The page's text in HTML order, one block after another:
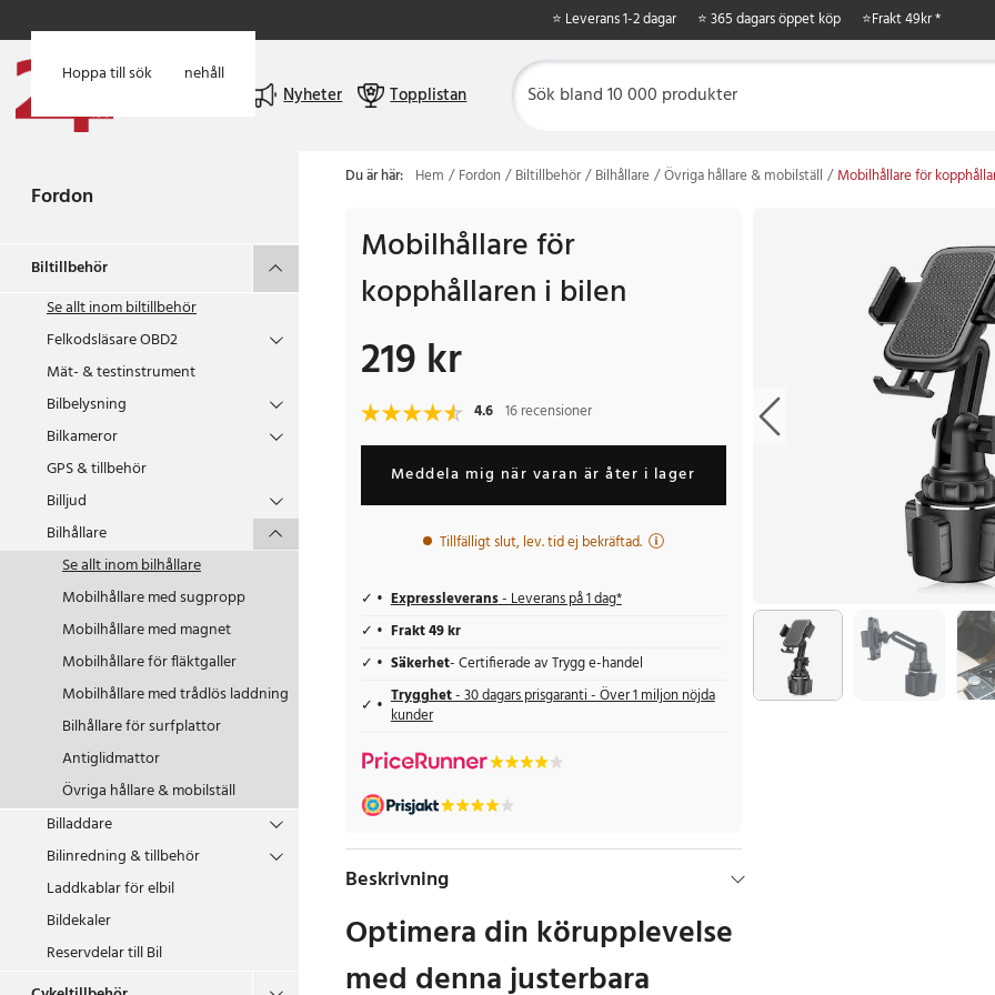
Hoppa till huvudinnehåll
Hoppa till sök
⭐ Leverans 1-2 dagar ⭐ 365 dagars öppet köp ⭐Frakt 49kr *
Nyheter Topplistan
Fordon
Biltillbehör
Se allt inombiltillbehör
Felkodsläsare OBD2
Mät- & testinstrument
Bilbelysning
Bilkameror
GPS & tillbehör
Billjud
Bilhållare
Se allt inombilhållare
Mobilhållare med sugpropp
Mobilhållare med magnet
Mobilhållare för fläktgaller
Mobilhållare med trådlös laddning
Bilhållare för surfplattor
Antiglidmattor
Övriga hållare & mobilställ
Billaddare
Bilinredning & tillbehör
Laddkablar för elbil
Bildekaler
Reservdelar till Bil
Du är här: Hem Fordon Biltillbehör Bilhållare Övriga hållare & mobilställ Mobilhållare för
Mobilhållare för
kopphållaren i bilen
Pris:219 kr
219 kr
4.6 16 recensioner
Meddela mig när varan är åter i lager
Tillfälligt slut, lev. tid ej bekräftad.
Expressleverans- Leverans på 1 dag*
Frakt 49 kr
Säkerhet- Certifierade av Trygg e-handel
Trygghet- 30 dagars prisgaranti - Över 1 miljon nöjda
kunder
Beskrivning
Optimera din körupplevelse
med denna justerbara